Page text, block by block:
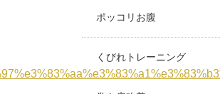
ポッコリお腹
くびれトレーニング